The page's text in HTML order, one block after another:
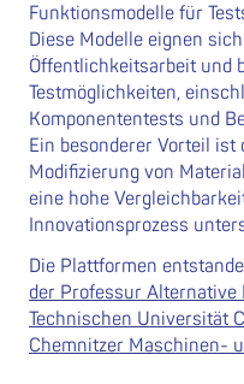
Funktionsmodelle für
Diese Modelle eignen
Öffentlichkeitsarbeit und
Testmöglichkeiten,
Komponententests und
Ein besonderer Vorteil
Modifizierung von
eine hohe
Innovationsprozess
Die Plattformen
der Professur Alternative
Technischen Universität
Chemnitzer Maschinen-